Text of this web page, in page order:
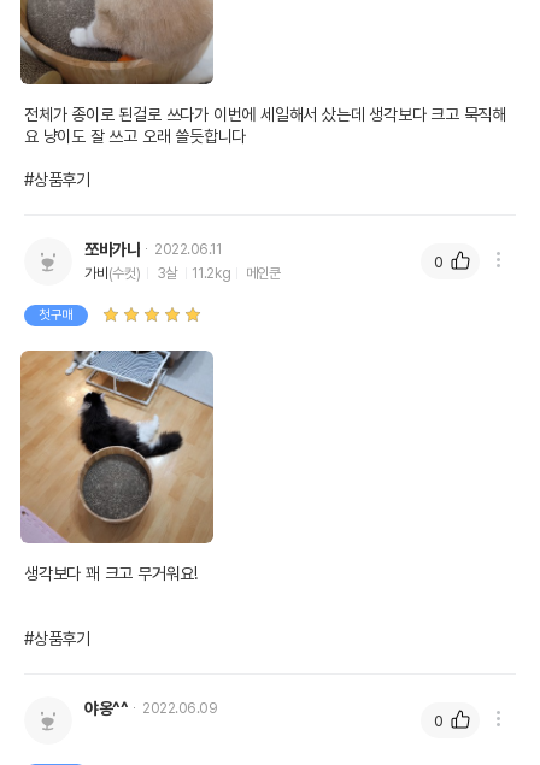
전체가 종이로 된걸로 쓰다가 이번에 세일해서 샀는데 생각보다 크고 묵직해
요 냥이도 잘 쓰고 오래 쓸듯합니다
#상품후기
쪼바가나
2022.06.11
가비 (수컷) 3살 11.2kg 메인쿤
첫구매
생각보다 꽤 크고 무거워요!
#상품후기
0
야옹^^ 2022.06.09
0